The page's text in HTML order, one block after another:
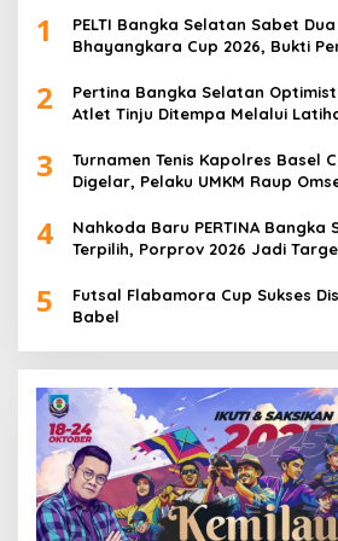
1
PELTI Bangka Selatan Sabet
Bhayangkara Cup 2026, Bukti
2
Pertina Bangka Selatan
Atlet Tinju Ditempa Melalui
3
Turnamen Tenis Kapolres Basel
Digelar, Pelaku UMKM Raup
4
Nahkoda Baru PERTINA Bangka
Terpilih, Porprov 2026 Jadi
5
Futsal Flabamora Cup Sukses
Babel